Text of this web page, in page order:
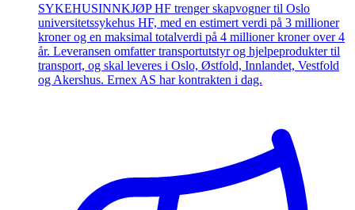
SYKEHUSINNKJØP HF trenger skapvogner til Oslo
universitetssykehus HF, med en estimert verdi på 3 millioner
kroner og en maksimal totalverdi på 4 millioner kroner over 4
år. Leveransen omfatter transportutstyr og hjelpeprodukter til
transport, og skal leveres i Oslo, Østfold, Innlandet, Vestfold
og Akershus. Ernex AS har kontrakten i dag.